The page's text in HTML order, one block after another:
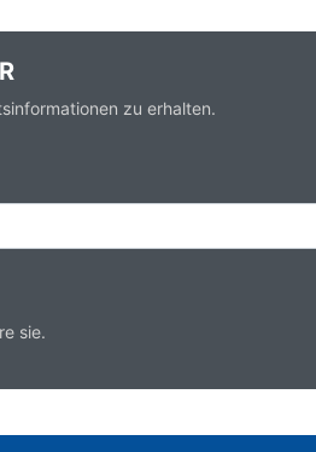
zu erhalten.
sie.